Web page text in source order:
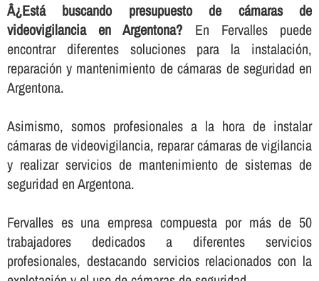
Â¿Está buscando presupuesto de cámaras de
videovigilancia en Argentona? En Fervalles puede
encontrar diferentes soluciones para la instalación,
reparación y mantenimiento de cámaras de seguridad en
Argentona.
Asimismo, somos profesionales a la hora de instalar
cámaras de videovigilancia, reparar cámaras de vigilancia
y realizar servicios de mantenimiento de sistemas de
seguridad en Argentona.
Fervalles es una empresa compuesta por más de 50
trabajadores dedicados a diferentes servicios
profesionales, destacando servicios relacionados con la